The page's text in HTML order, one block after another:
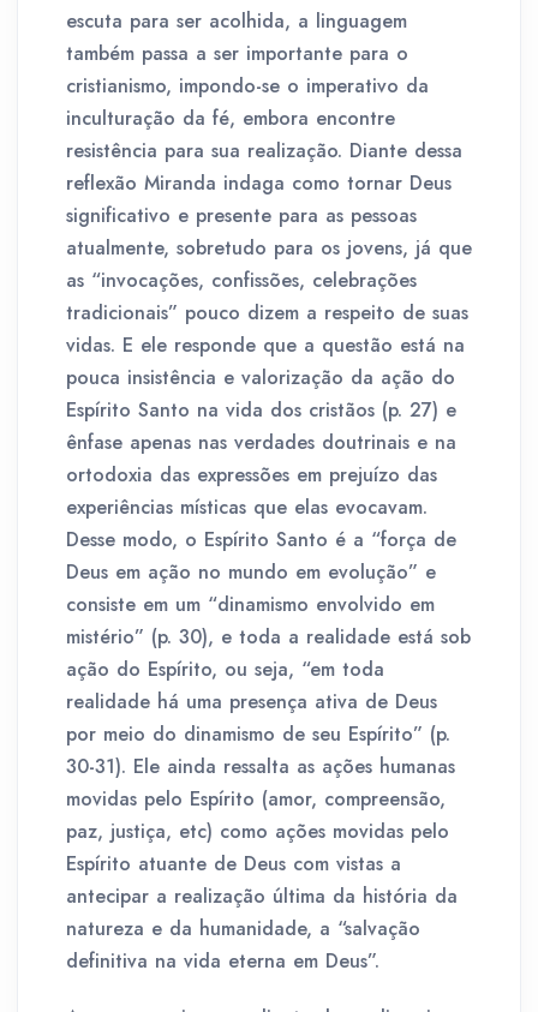
escuta para ser acolhida, a linguagem
também passa a ser importante para o
cristianismo, impondo-se o imperativo da
inculturação da fé, embora encontre
resistência para sua realização. Diante dessa
reflexão Miranda indaga como tornar Deus
significativo e presente para as pessoas
atualmente, sobretudo para os jovens, já que
as “invocações, confissões, celebrações
tradicionais” pouco dizem a respeito de suas
vidas. E ele responde que a questão está na
pouca insistência e valorização da ação do
Espírito Santo na vida dos cristãos (p. 27) e
ênfase apenas nas verdades doutrinais e na
ortodoxia das expressões em prejuízo das
experiências místicas que elas evocavam.
Desse modo, o Espírito Santo é a “força de
Deus em ação no mundo em evolução” e
consiste em um “dinamismo envolvido em
mistério” (p. 30), e toda a realidade está sob
ação do Espírito, ou seja, “em toda
realidade há uma presença ativa de Deus
por meio do dinamismo de seu Espírito” (p.
30-31). Ele ainda ressalta as ações humanas
movidas pelo Espírito (amor, compreensão,
paz, justiça, etc) como ações movidas pelo
Espírito atuante de Deus com vistas a
antecipar a realização última da história da
natureza e da humanidade, a “salvação
definitiva na vida eterna em Deus”.